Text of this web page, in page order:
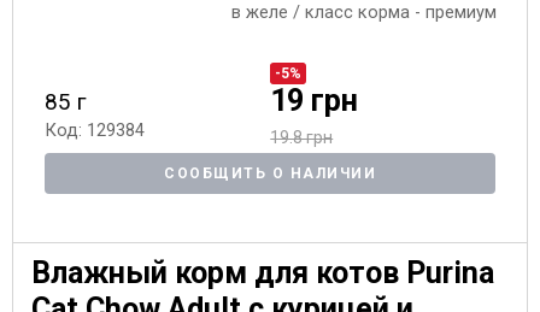
в желе / класс корма - премиум
85 г
Код: 129384
-5%
19 грн
19.8 грн
СООБЩИТЬ О НАЛИЧИИ
Влажный корм для котов Purina